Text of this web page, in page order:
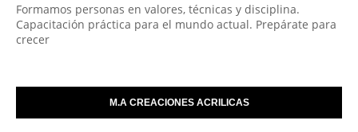
Formamos personas en valores, técnicas y disciplina.
Capacitación práctica para el mundo actual. Prepárate para
crecer
M.A CREACIONES ACRILICAS